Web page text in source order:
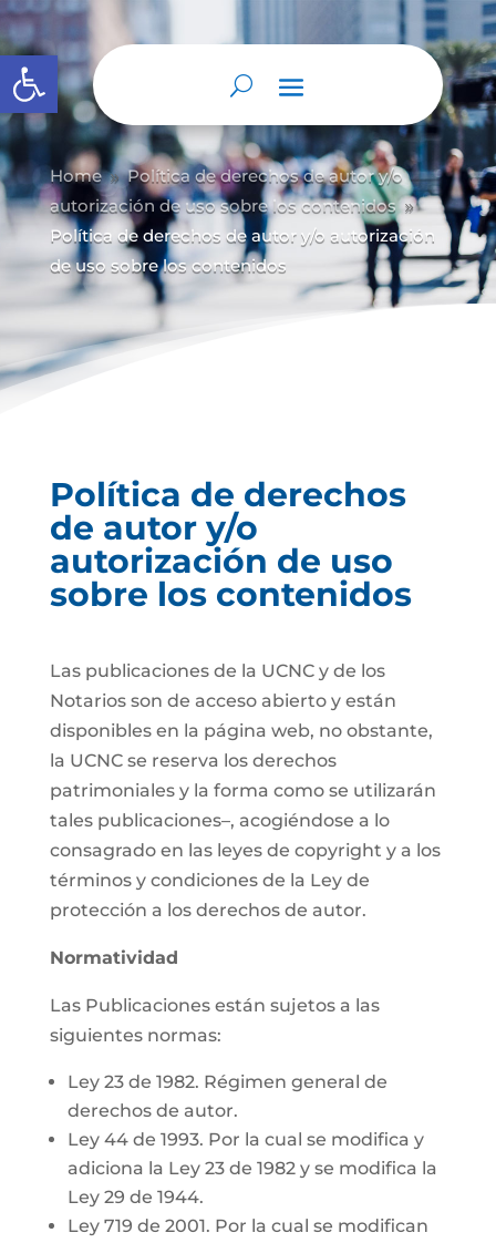
Abrir barra de herramientas
Home 9 Política de derechos de autor y/o
autorización de uso sobre los contenidos 9
Política de derechos de autor y/o autorización
de uso sobre los contenidos
Política de derechos
de autor y/o
autorización de uso
sobre los contenidos
Las publicaciones de la UCNC y de los
Notarios son de acceso abierto y están
disponibles en la página web, no obstante,
la UCNC se reserva los derechos
patrimoniales y la forma como se utilizarán
tales publicaciones–, acogiéndose a lo
consagrado en las leyes de copyright y a los
términos y condiciones de la Ley de
protección a los derechos de autor.
Normatividad
Las Publicaciones están sujetos a las
siguientes normas:
Ley 23 de 1982. Régimen general de
derechos de autor.
Ley 44 de 1993. Por la cual se modifica y
adiciona la Ley 23 de 1982 y se modifica la
Ley 29 de 1944.
Ley 719 de 2001. Por la cual se modifican